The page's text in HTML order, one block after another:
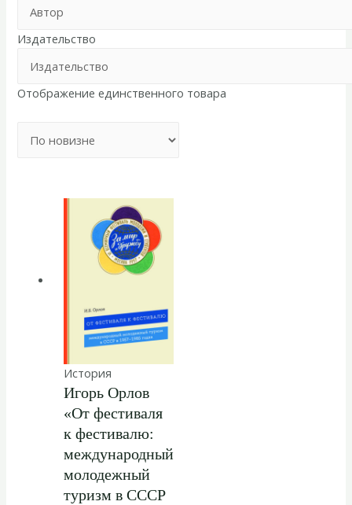
Издательство
Отображение единственного товара
История
Игорь Орлов
«От фестиваля
к фестивалю:
международный
молодежный
туризм в СССР